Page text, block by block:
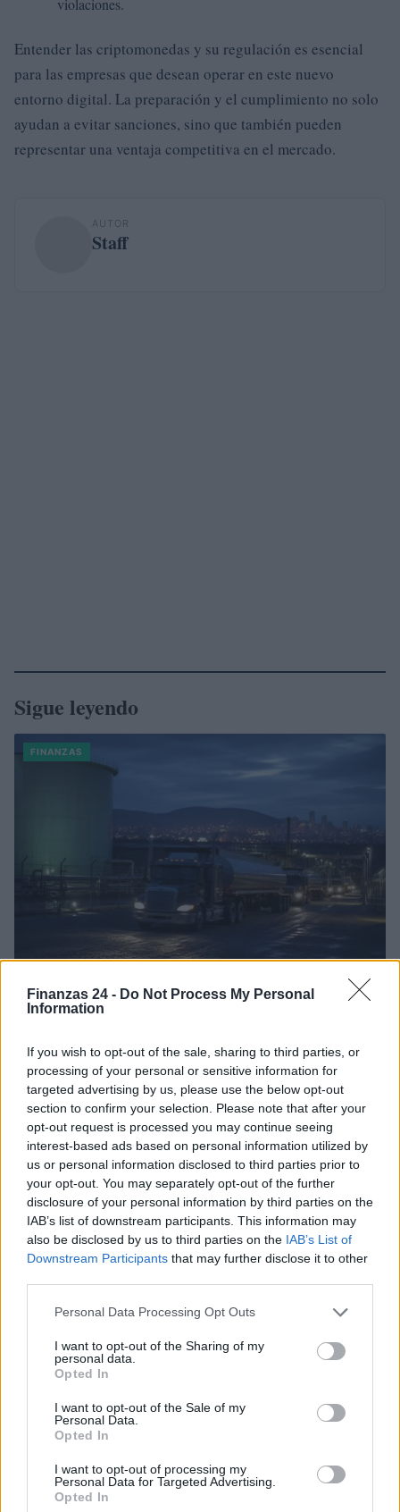
Finanzas 24 - Do Not Process My Personal
Information
If you wish to opt-out of the sale, sharing to third parties, or
processing of your personal or sensitive information for
targeted advertising by us, please use the below opt-out
section to confirm your selection. Please note that after your
opt-out request is processed you may continue seeing
interest-based ads based on personal information utilized by
us or personal information disclosed to third parties prior to
your opt-out. You may separately opt-out of the further
disclosure of your personal information by third parties on the
IAB’s list of downstream participants. This information may
also be disclosed by us to third parties on the IAB’s List of
Downstream Participants that may further disclose it to other
Please note that this website/app uses one or more Google
not limited to your visit or usage behaviour. You may click to
grant or deny consent to Google and its third-party tags to
use your data for below specified purposes in below Google
consent section.
Personal Data Processing Opt Outs
I want to opt-out of the Sharing of my
personal data.
Opted In
I want to opt-out of the Sale of my
Personal Data.
Opted In
I want to opt-out of processing my
Personal Data for Targeted Advertising.
Opted In
violaciones.
Entender las criptomonedas y su regulación es esencial
para las empresas que desean operar en este nuevo
entorno digital. La preparación y el cumplimiento no solo
ayudan a evitar sanciones, sino que también pueden
representar una ventaja competitiva en el mercado.
AUTOR
Staff
Sigue leyendo
FINANZAS
Cómo la crisis de refino está afectando los precios de la
gasolina y el diésel
NEWS
Lucía Herrera · 7 Ago 2026